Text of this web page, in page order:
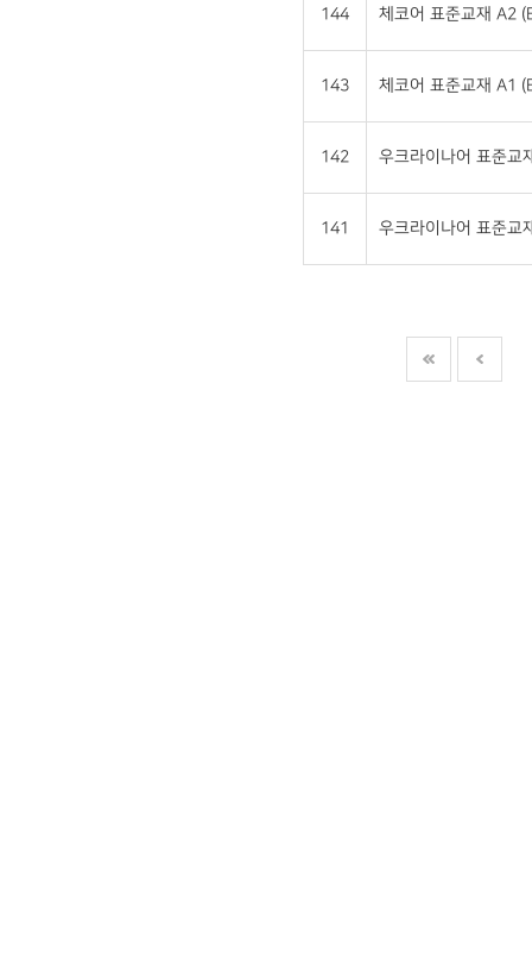
144 체코어 표준교재 A2
143 체코어 표준교재 A1
142 우크라이나어 표준교
141 우크라이나어 표준교